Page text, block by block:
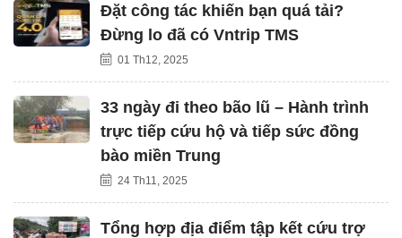
Đặt công tác khiến bạn quá tải?
Đừng lo đã có Vntrip TMS
01 Th12, 2025
33 ngày đi theo bão lũ – Hành trình
trực tiếp cứu hộ và tiếp sức đồng
bào miền Trung
24 Th11, 2025
Tổng hợp địa điểm tập kết cứu trợ